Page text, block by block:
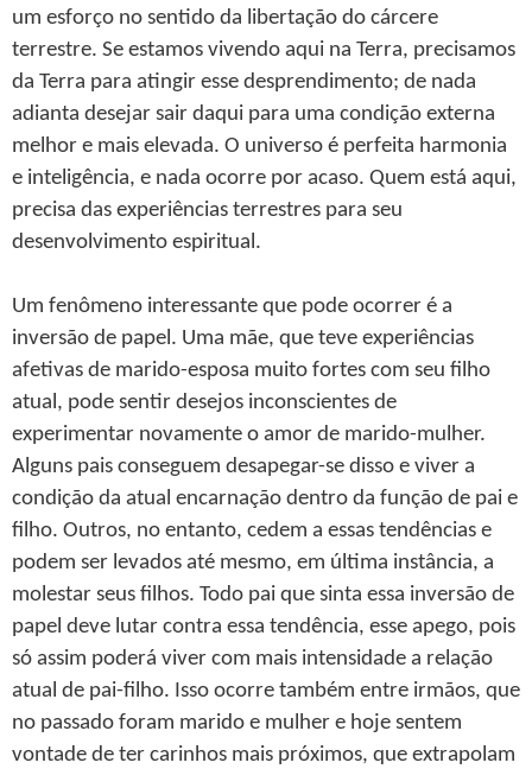
um esforço no sentido da libertação do cárcere
terrestre. Se estamos vivendo aqui na Terra, precisamos
da Terra para atingir esse desprendimento; de nada
adianta desejar sair daqui para uma condição externa
melhor e mais elevada. O universo é perfeita harmonia
e inteligência, e nada ocorre por acaso. Quem está aqui,
precisa das experiências terrestres para seu
desenvolvimento espiritual.
Um fenômeno interessante que pode ocorrer é a
inversão de papel. Uma mãe, que teve experiências
afetivas de marido-esposa muito fortes com seu filho
atual, pode sentir desejos inconscientes de
experimentar novamente o amor de marido-mulher.
Alguns pais conseguem desapegar-se disso e viver a
condição da atual encarnação dentro da função de pai e
filho. Outros, no entanto, cedem a essas tendências e
podem ser levados até mesmo, em última instância, a
molestar seus filhos. Todo pai que sinta essa inversão de
papel deve lutar contra essa tendência, esse apego, pois
só assim poderá viver com mais intensidade a relação
atual de pai-filho. Isso ocorre também entre irmãos, que
no passado foram marido e mulher e hoje sentem
vontade de ter carinhos mais próximos, que extrapolam